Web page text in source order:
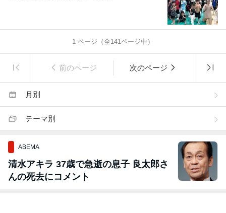
1 ページ（全141ページ中）
前のページ 次のページ
月別
テーマ別
ABEMA
清水アキラ 37歳で急逝の息子 良太郎さ
んの死去にコメント